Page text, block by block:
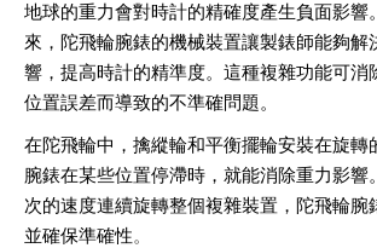
THE PRECISION PIONEER
瀏覽所有精彩活動
地球的重力會對時計的精確度產生負面影響
來，陀飛輪腕錶的機械裝置讓製錶師能夠解
響，提高時計的精準度。這種複雜功能可消
位置誤差而導致的不準確問題。
在陀飛輪中，擒縱輪和平衡擺輪安裝在旋轉
腕錶在某些位置停滯時，就能消除重力影響
次的速度連續旋轉整個複雜裝置，陀飛輪腕
並確保準確性。